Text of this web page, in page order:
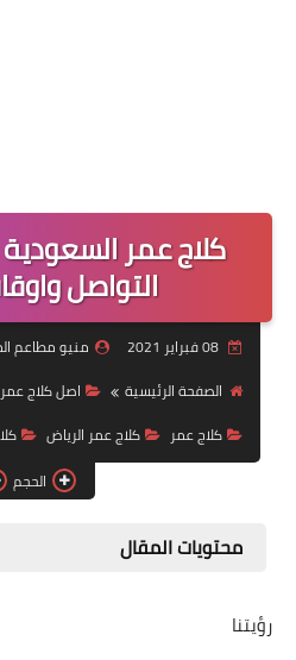
كلاج عمر السعودية
التواصل
08 فبراير 2021
منيو مطاعم
الصفحة الرئيسية
اصل كلاج عمر
كلاج عمر
كلاج عمر الرياض
الحجم
محتويات المقال
رؤيتنا